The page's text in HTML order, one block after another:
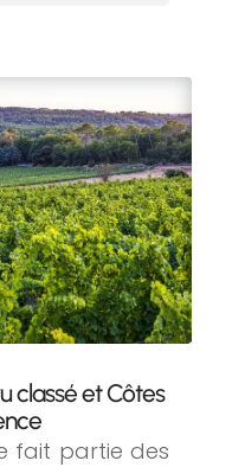
classé et Côtes
fait partie des